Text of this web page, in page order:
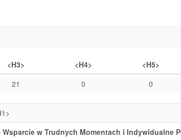
<H3> <H4> <H5>
21 0 0
w Trudnych Momentach i Indywidualne